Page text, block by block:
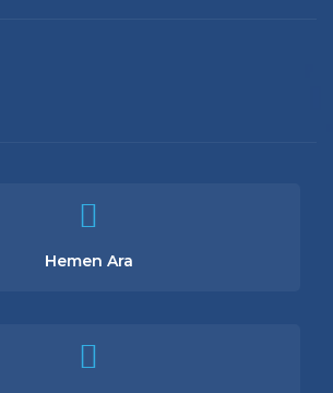
Hemen Ara